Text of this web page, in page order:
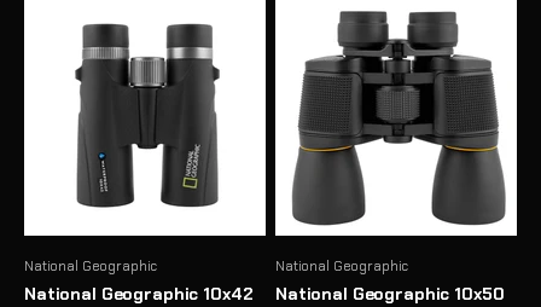
National Geographic
National Geographic 10x42
National Geographic
National Geographic 10x50